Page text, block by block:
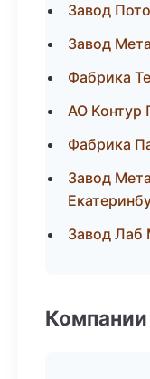
Завод
Завод
Фабрика
АО
Фабрика
Завод
Завод Лаб